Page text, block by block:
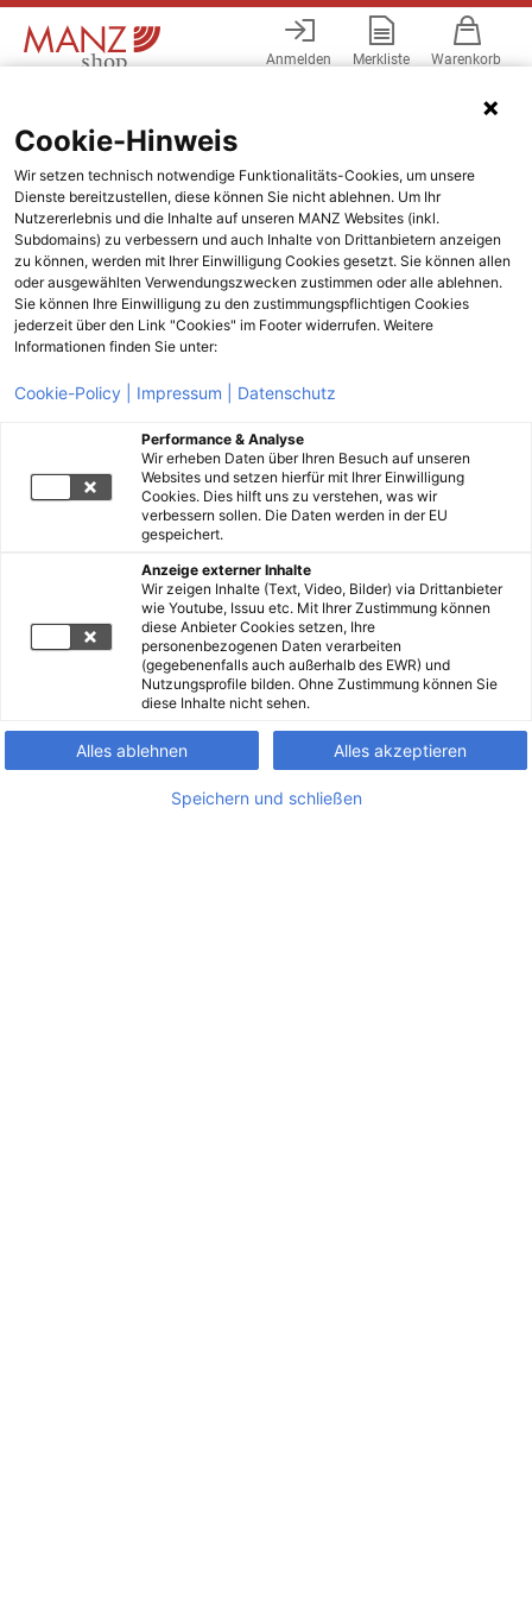
Anmelden Merkliste Warenkorb
Cookie-Hinweis
Wir setzen technisch notwendige Funktionalitäts-Cookies, um unsere
Dienste bereitzustellen, diese können Sie nicht ablehnen. Um Ihr
Nutzererlebnis und die Inhalte auf unseren MANZ Websites (inkl.
Subdomains) zu verbessern und auch Inhalte von Drittanbietern anzeigen
zu können, werden mit Ihrer Einwilligung Cookies gesetzt. Sie können allen
oder ausgewählten Verwendungszwecken zustimmen oder alle ablehnen.
Sie können Ihre Einwilligung zu den zustimmungspflichtigen Cookies
jederzeit über den Link "Cookies" im Footer widerrufen. Weitere
Informationen finden Sie unter:
Cookie-Policy | Impressum | Datenschutz
Performance & Analyse
Wir erheben Daten über Ihren Besuch auf unseren
Websites und setzen hierfür mit Ihrer Einwilligung
Cookies. Dies hilft uns zu verstehen, was wir
verbessern sollen. Die Daten werden in der EU
gespeichert.
Anzeige externer Inhalte
Wir zeigen Inhalte (Text, Video, Bilder) via Drittanbieter
wie Youtube, Issuu etc. Mit Ihrer Zustimmung können
diese Anbieter Cookies setzen, Ihre
personenbezogenen Daten verarbeiten
(gegebenenfalls auch außerhalb des EWR) und
Nutzungsprofile bilden. Ohne Zustimmung können Sie
diese Inhalte nicht sehen.
Alles ablehnen Alles akzeptieren
Speichern und schließen